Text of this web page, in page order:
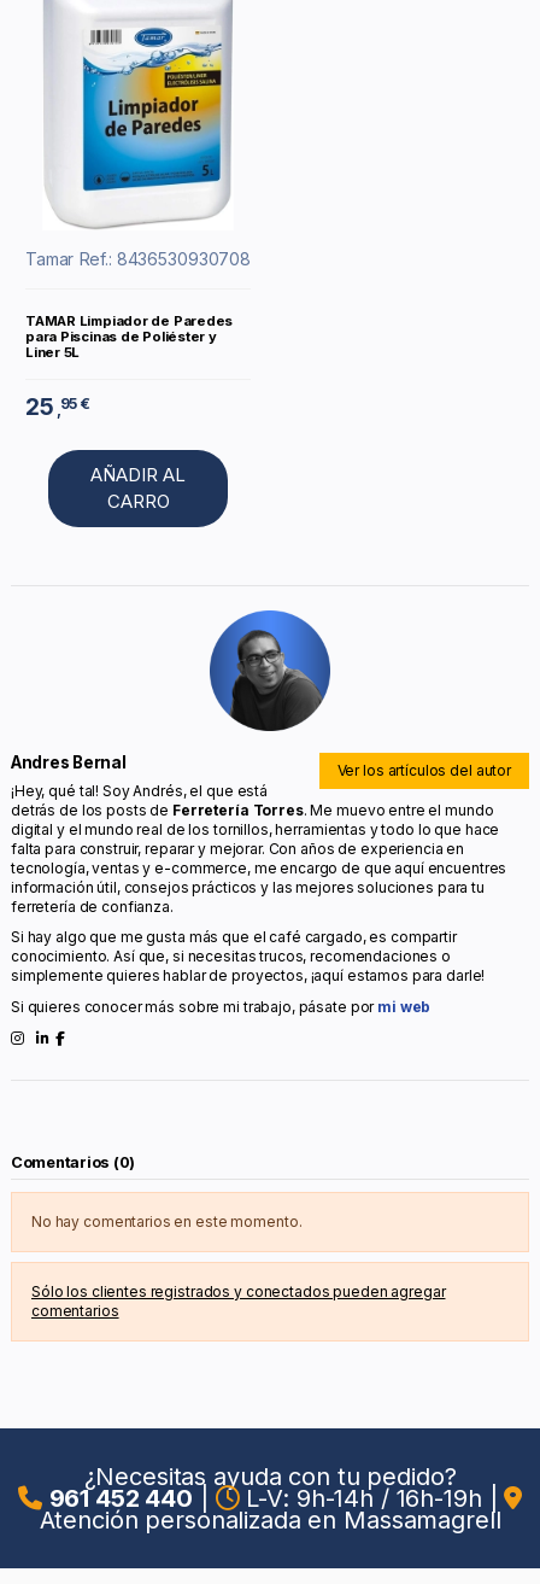
Tamar Ref.: 8436530930708
TAMAR Limpiador de Paredes
para Piscinas de Poliéster y
Liner 5L
25 95 €
AÑADIR AL
CARRO
Ver los artículos del autor
Andres Bernal
¡Hey, qué tal! Soy Andrés, el que está
detrás de los posts de Ferretería Torres. Me muevo entre el mundo
digital y el mundo real de los tornillos, herramientas y todo lo que hace
falta para construir, reparar y mejorar. Con años de experiencia en
tecnología, ventas y e-commerce, me encargo de que aquí encuentres
información útil, consejos prácticos y las mejores soluciones para tu
ferretería de confianza.
Si hay algo que me gusta más que el café cargado, es compartir
conocimiento. Así que, si necesitas trucos, recomendaciones o
simplemente quieres hablar de proyectos, ¡aquí estamos para darle!
Si quieres conocer más sobre mi trabajo, pásate por mi web
Comentarios (0)
No hay comentarios en este momento.
Sólo los clientes registrados y conectados pueden agregar
comentarios
¿Necesitas ayuda con tu pedido?
961 452 440 L-V: 9h-14h / 16h-19h
Atención personalizada en Massamagrell